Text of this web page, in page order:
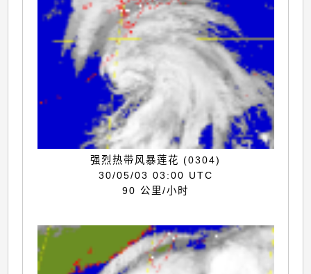
强烈热带风暴莲花 (0304)
30/05/03 03:00 UTC
90 公里/小时